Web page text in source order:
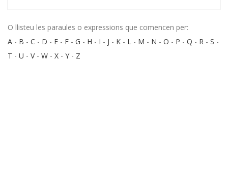
O llisteu les paraules o expressions que comencen per:
A - B - C - D - E - F - G - H - I - J - K - L - M - N - O - P - Q - R - S -
T - U - V- W - X - Y - Z